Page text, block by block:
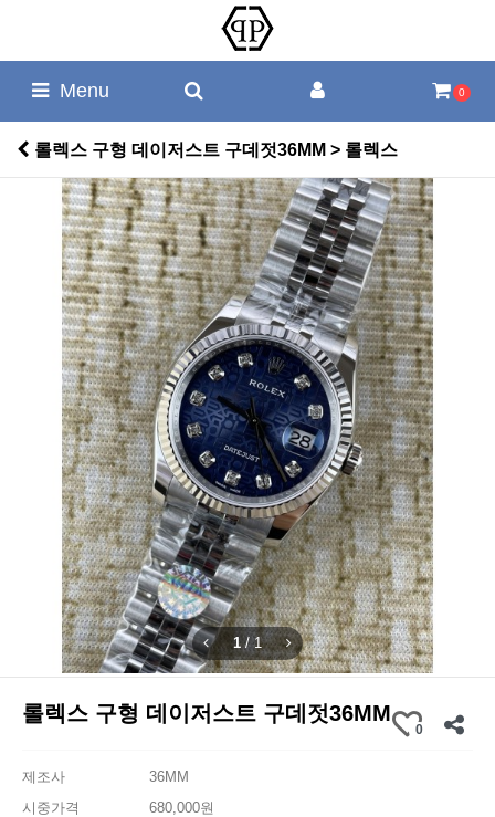
Menu 0
롤렉스 구형 데이저스트 구데젓36MM > 롤렉스
1 /1
롤렉스 구형 데이저스트 구데젓36MM
0
제조사
36MM
시중가격
680,000원